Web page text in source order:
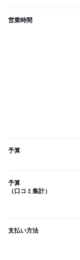
営業時間
予算
予算
（口コミ集計）
支払い方法